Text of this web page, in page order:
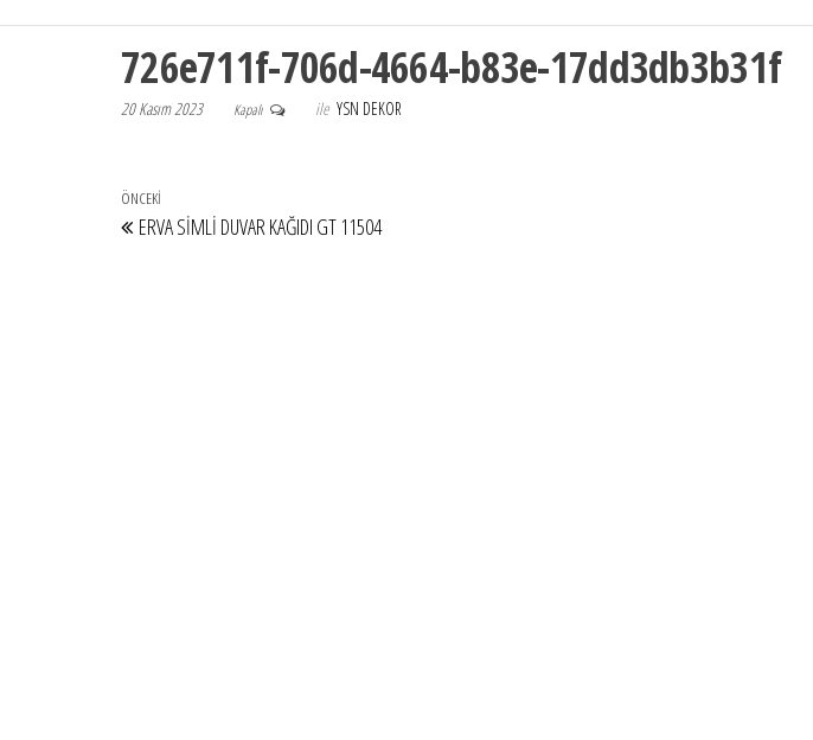
726e711f-706d-4664-b83e-17dd3db3b31f
20 Kasım 2023 Kapalı ile YSN DEKOR
Yazı gezinmesi
Önceki Yazı
ÖNCEKI
ERVA SİMLİ DUVAR KAĞIDI GT 11504